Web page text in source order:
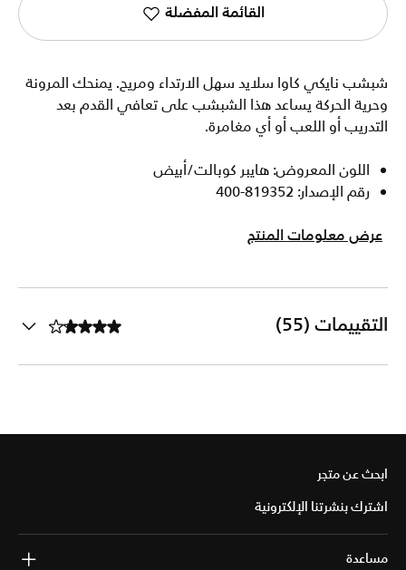
القائمة المفضلة
شبشب نايكي كاوا سلايد سهل الارتداء ومريح. يمنحك المرونة
وحرية الحركة يساعد هذا الشبشب على تعافي القدم بعد
التدريب أو اللعب أو أي مغامرة.
اللون المعروض: هايبر كوبالت/أبيض
رقم الإصدار: 819352-400
عرض معلومات المنتج
التقييمات (55)
ابحث عن متجر
اشترك بنشرتنا الإلكترونية
مساعدة